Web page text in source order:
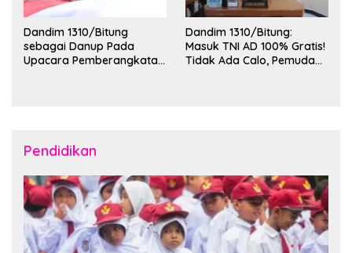
Dandim 1310/Bitung
sebagai Danup Pada
Upacara Pemberangkatan
Dandim 1310/Bitung:
Masuk TNI AD 100% Gratis!
Tidak Ada Calo, Pemuda
Pendidikan